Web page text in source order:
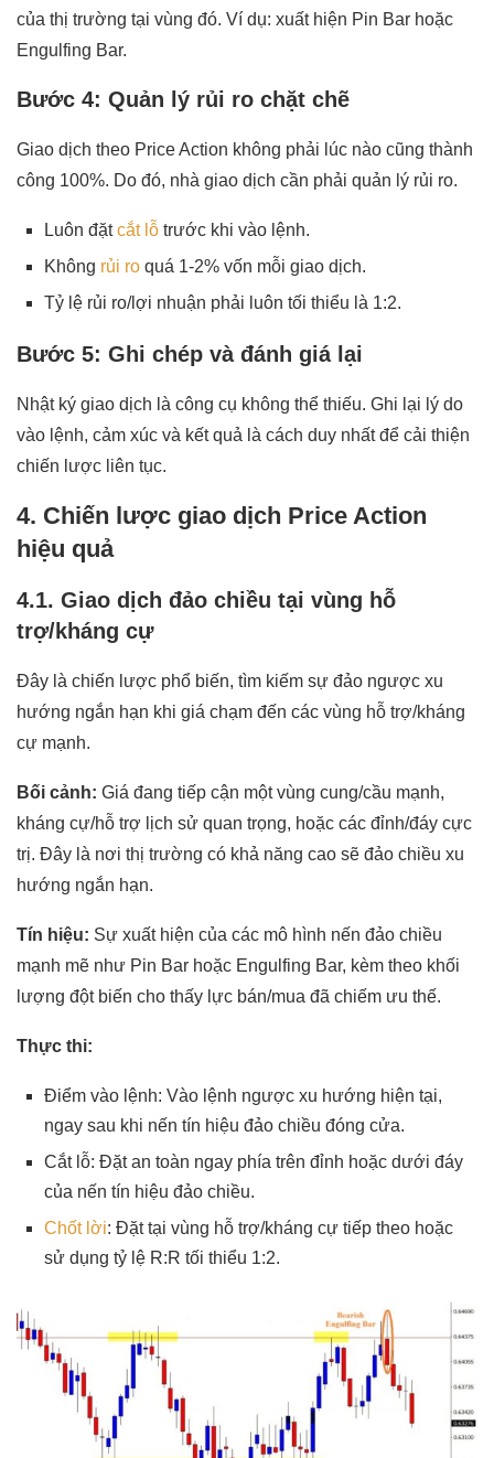
của thị trường tại vùng đó. Ví dụ: xuất hiện Pin Bar hoặc
Engulfing Bar.
Bước 4: Quản lý rủi ro chặt chẽ
Giao dịch theo Price Action không phải lúc nào cũng thành
công 100%. Do đó, nhà giao dịch cần phải quản lý rủi ro.
Luôn đặtcắt lỗ trước khi vào lệnh.
Không rủi ro quá 1-2% vốn mỗi giao dịch.
Tỷ lệ rủi ro/lợi nhuận phải luôn tối thiểu là 1:2.
Bước 5: Ghi chép và đánh giá lại
Nhật ký giao dịch là công cụ không thể thiếu. Ghi lại lý do
vào lệnh, cảm xúc và kết quả là cách duy nhất để cải thiện
chiến lược liên tục.
4. Chiến lược giao dịch Price Action
hiệu quả
4.1. Giao dịch đảo chiều tại vùng hỗ
trợ/kháng cự
Đây là chiến lược phổ biến, tìm kiếm sự đảo ngược xu
hướng ngắn hạn khi giá chạm đến các vùng hỗ trợ/kháng
cự mạnh.
Bối cảnh: Giá đang tiếp cận một vùng cung/cầu mạnh,
kháng cự/hỗ trợ lịch sử quan trọng, hoặc các đỉnh/đáy cực
trị. Đây là nơi thị trường có khả năng cao sẽ đảo chiều xu
hướng ngắn hạn.
Tín hiệu: Sự xuất hiện của các mô hình nến đảo chiều
mạnh mẽ như Pin Bar hoặc Engulfing Bar, kèm theo khối
lượng đột biến cho thấy lực bán/mua đã chiếm ưu thế.
Thực thi:
Điểm vào lệnh: Vào lệnh ngược xu hướng hiện tại,
ngay sau khi nến tín hiệu đảo chiều đóng cửa.
Cắt lỗ: Đặt an toàn ngay phía trên đỉnh hoặc dưới đáy
của nến tín hiệu đảo chiều.
Chốt lời: Đặt tại vùng hỗ trợ/kháng cự tiếp theo hoặc
sử dụng tỷ lệ R:R tối thiểu 1:2.